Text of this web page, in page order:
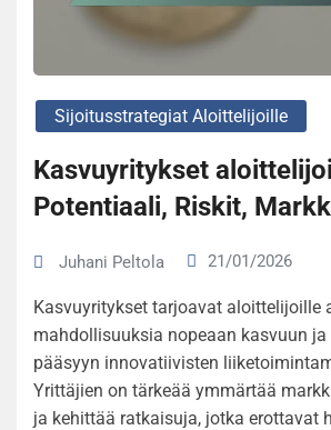
Sijoitusstrategiat Aloittelijoille
Kasvuyritykset
Potentiaali, Riskit,
Juhani Peltola 21/01/2026
Kasvuyritykset tarjoavat aloittelijoille
mahdollisuuksia nopeaan kasvuun
pääsyyn innovatiivisten
Yrittäjien on tärkeää ymmärtää
ja kehittää ratkaisuja, jotka erottavat